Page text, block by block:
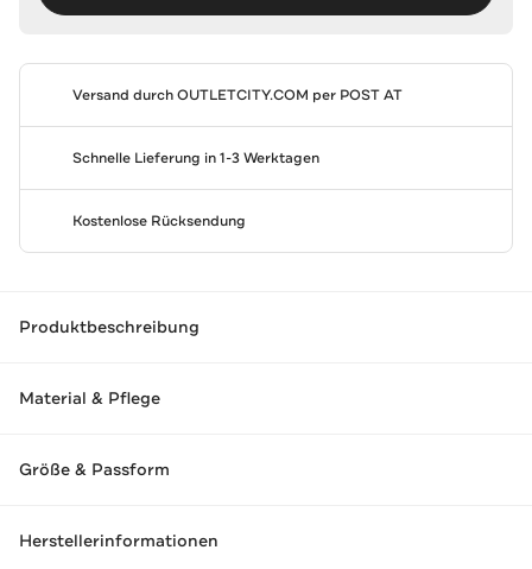
Versand durchOUTLETCITY.COM per POST AT
Schnelle Lieferung in 1-3 Werktagen
Kostenlose Rücksendung
Produktbeschreibung
Material & Pflege
Größe & Passform
Herstellerinformationen